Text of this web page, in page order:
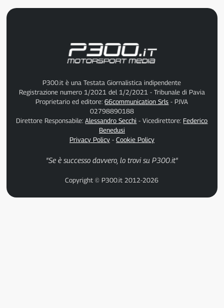
P300.it è una Testata Giornalistica indipendente
Registrazione numero 1/2021 del 1/2/2021 - Tribunale di Pavia
Proprietario ed editore:66communication Srls - P.IVA
02798890188
Direttore Responsabile:Alessandro Secchi - Vicedirettore: Federico
Benedusi
Privacy Policy- Cookie Policy
"Se è successo davvero, lo trovi su P300.it"
Copyright © P300.it 2012-2026